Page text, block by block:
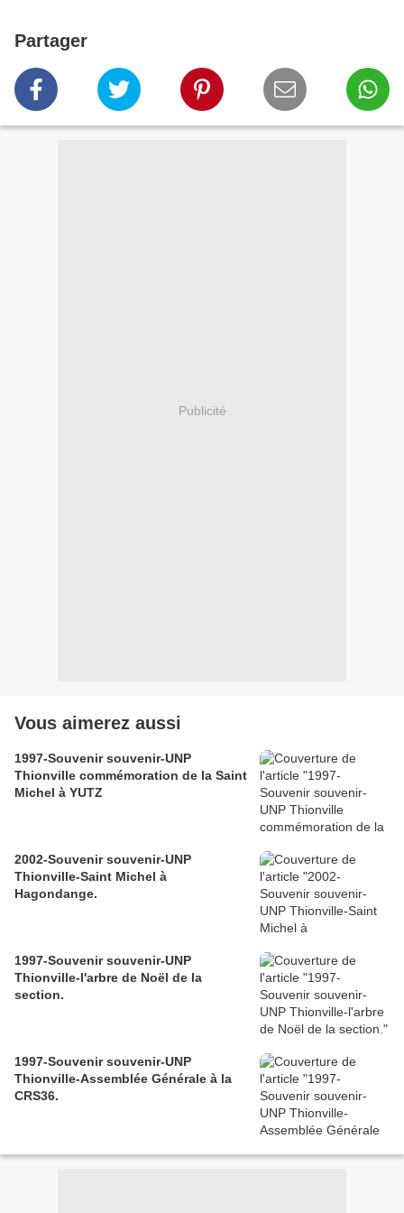
Partager
Publicité
Vous aimerez aussi
1997-Souvenir souvenir-UNP
Thionville commémoration de la Saint
Michel à YUTZ
2002-Souvenir souvenir-UNP
Thionville-Saint Michel à
Hagondange.
1997-Souvenir souvenir-UNP
Thionville-l'arbre de Noël de la
section.
1997-Souvenir souvenir-UNP
Thionville-Assemblée Générale à la
CRS36.